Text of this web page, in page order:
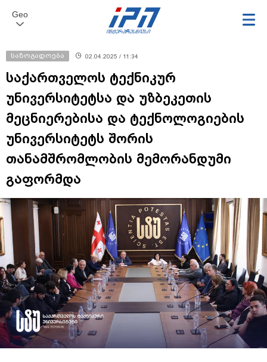
Geo
საზოგადოება 02.04.2025 / 11:34
საქართველოს ტექნიკურ
უნივერსიტეტსა და უზბეკეთის
მეცნიერებისა და ტექნოლოგიების
უნივერსიტეტს შორის
თანამშრომლობის მემორანდუმი
გაფორმდა